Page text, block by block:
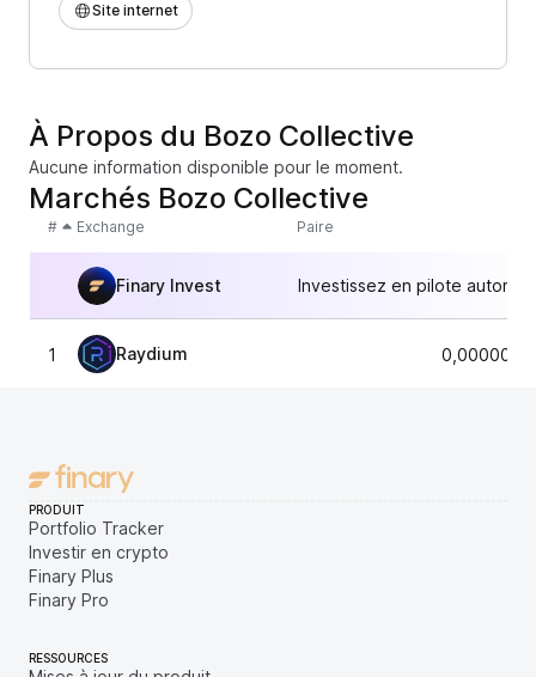
Site internet
À Propos du Bozo Collective
Aucune information disponible pour le moment.
Marchés Bozo Collective
# Exchange Paire
Finary Invest Investissez en pilote
1 Raydium
PRODUIT
Portfolio Tracker
Investir en crypto
Finary Plus
Finary Pro
RESSOURCES